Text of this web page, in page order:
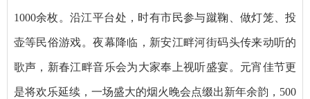
1000余枚。沿江平台处，时有市民参与蹴鞠、做灯笼、投
壶等民俗游戏。夜幕降临，新安江畔河街码头传来动听的
歌声，新春江畔音乐会为大家奉上视听盛宴。元宵佳节更
是将欢乐延续，一场盛大的烟火晚会点缀出新年余韵，500